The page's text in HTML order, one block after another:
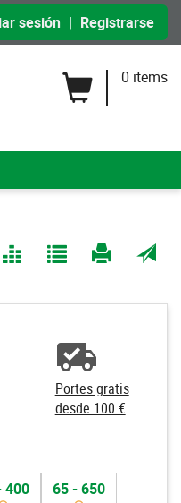
sesión | Registrarse
0 items
Portes gratis
desde 100 €
400 65 - 650